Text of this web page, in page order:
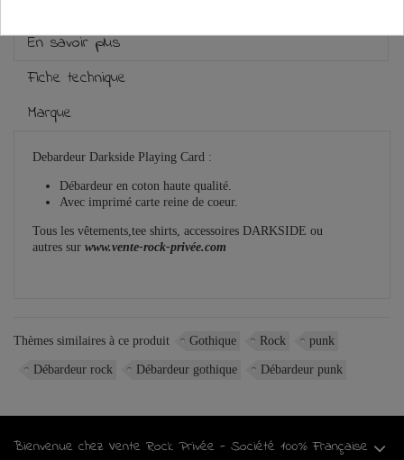
En savoir plus
Fiche technique
Marque
Debardeur Darkside Playing Card :
Débardeur en coton haute qualité.
Avec imprimé carte reine de coeur.
Tous les vêtements,tee shirts, accessoires DARKSIDE ou
autres sur www.vente-rock-privée.com
Thèmes similaires à ce produit Gothique Rock punk
Débardeur rock Débardeur gothique Débardeur punk
Bienvenue chez Vente Rock Privée - Société 100% Française